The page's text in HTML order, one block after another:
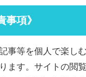
事項》
事等を個人で楽し
ます。サイトの閲